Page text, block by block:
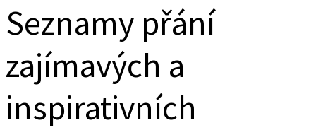
Seznamy přání
zajímavých a
inspirativních